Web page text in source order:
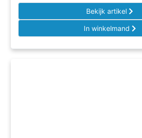
Bekijk artikel
In winkelmand